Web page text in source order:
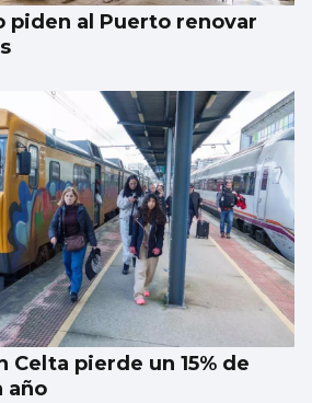
piden al Puerto renovar
Celta pierde un 15% de
año